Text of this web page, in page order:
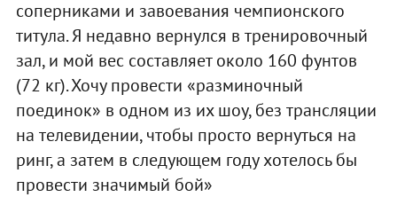
соперниками и завоевания чемпионского
титула. Я недавно вернулся в тренировочный
зал, и мой вес составляет около 160 фунтов
(72 кг). Хочу провести «разминочный
поединок» в одном из их шоу, без трансляции
на телевидении, чтобы просто вернуться на
ринг, а затем в следующем году хотелось бы
провести значимый бой»